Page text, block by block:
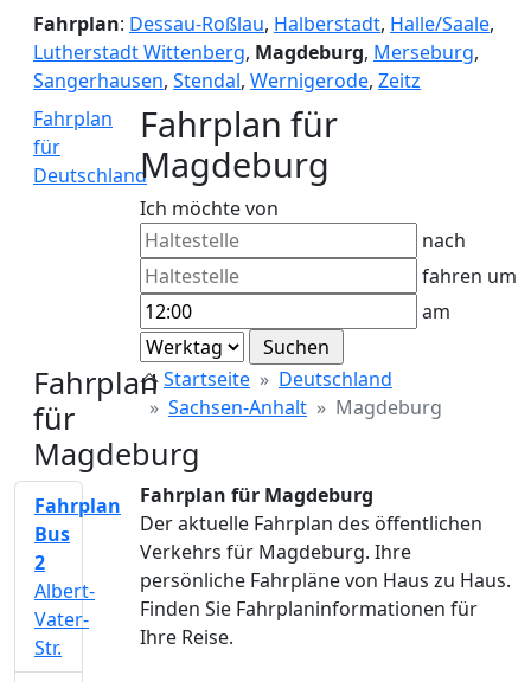
Fahrplan: Dessau-Roßlau, Halberstadt, Halle/Saale,
Lutherstadt Wittenberg, Magdeburg, Merseburg,
Sangerhausen, Stendal, Wernigerode, Zeitz
Fahrplan
für
Deutschland
Fahrplan für
Magdeburg
Ich möchte von
nach
fahren um
am
Fahrplan
für
Magdeburg
Startseite
Deutschland
Sachsen-Anhalt
Magdeburg
Fahrplan für Magdeburg
Der aktuelle Fahrplan des öffentlichen
Verkehrs für Magdeburg. Ihre
persönliche Fahrpläne von Haus zu Haus.
Finden Sie Fahrplaninformationen für
Ihre Reise.
Fahrplan
Bus
2
Albert-
Vater-
Str.